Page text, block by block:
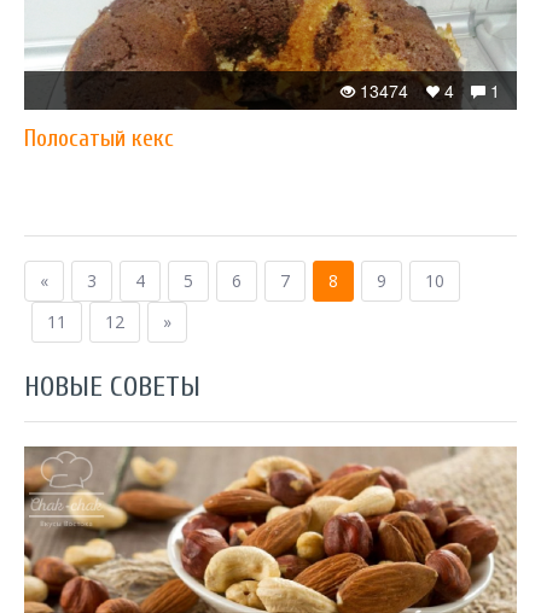
1
4
13474
Полосатый кекс
« 3 4 5 6 7 8 9
10
11
12 »
НОВЫЕ СОВЕТЫ